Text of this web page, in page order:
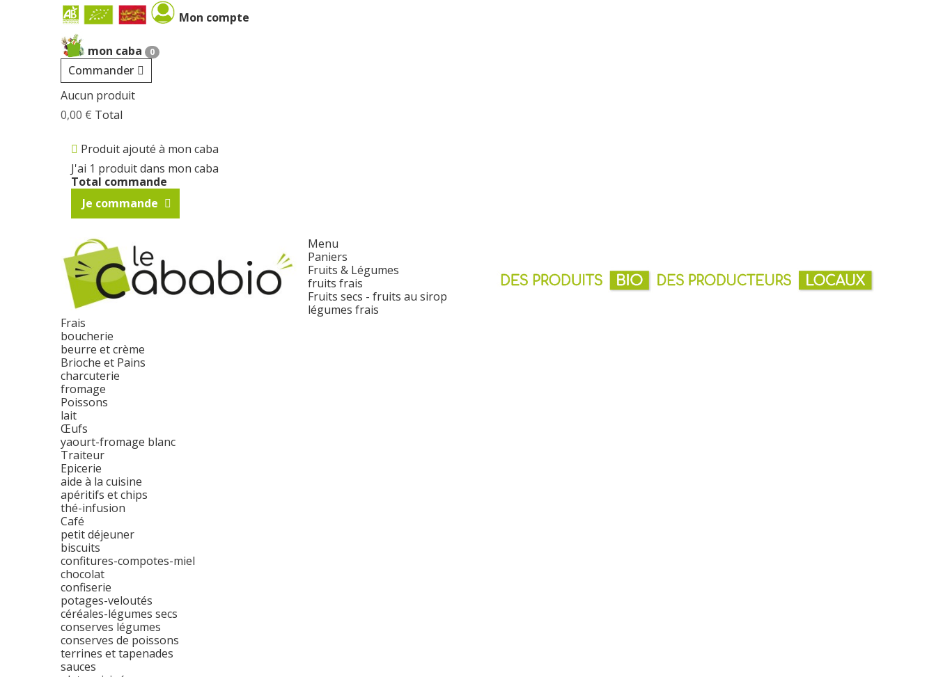
Mon compte
mon caba 0
Commander
Aucun produit
0,00 € Total
Produit ajouté à mon caba
J'ai 1 produit dans mon caba
Total commande
Je commande
Menu
Paniers
Fruits & Légumes
fruits frais
Fruits secs - fruits au sirop
légumes frais
Frais
boucherie
beurre et crème
Brioche et Pains
charcuterie
fromage
Poissons
lait
Œufs
yaourt-fromage blanc
Traiteur
Epicerie
aide à la cuisine
apéritifs et chips
thé-infusion
Café
petit déjeuner
biscuits
confitures-compotes-miel
chocolat
confiserie
potages-veloutés
céréales-légumes secs
conserves légumes
conserves de poissons
terrines et tapenades
sauces
Cookies management panel